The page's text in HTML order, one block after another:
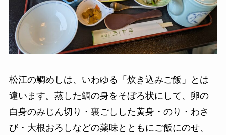
松江の鯛めしは、いわゆる「炊き込みご飯」とは
違います。蒸した鯛の身をそぼろ状にして、卵の
白身のみじん切り・裏ごしした黄身・のり・わさ
び・大根おろしなどの薬味とともにご飯にのせ、